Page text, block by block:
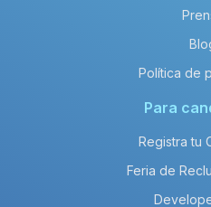
Política de
Para
Registra tu
Feria de